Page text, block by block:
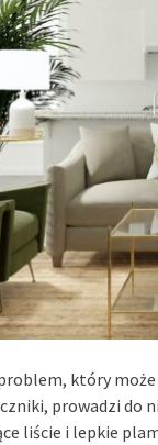
który
prowadzi do
liście i lepkie